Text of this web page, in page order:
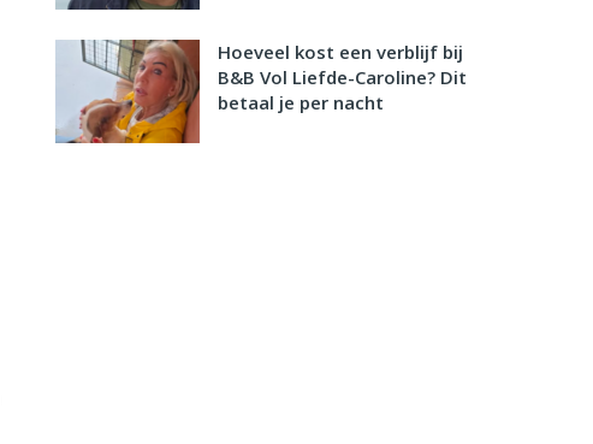
Hoeveel kost een verblijf bij
B&B Vol Liefde-Caroline? Dit
betaal je per nacht